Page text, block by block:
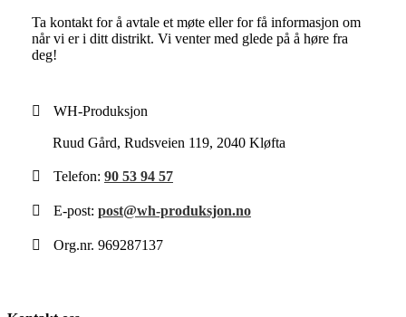
Ta kontakt for å avtale et møte eller for få informasjon om
når vi er i ditt distrikt. Vi venter med glede på å høre fra
deg!
WH-Produksjon
Ruud Gård, Rudsveien 119, 2040 Kløfta
Telefon: 90 53 94 57
E-post: post@wh-produksjon.no
Org.nr. 969287137